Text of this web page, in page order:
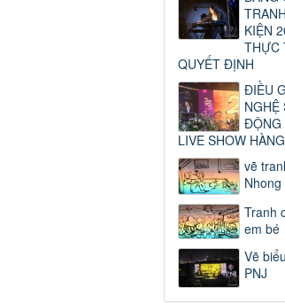
KIỆN
THỰC
QUYẾT ĐỊNH
ĐIỀU
NGHỆ
ĐỘNG
LIVE SHOW
vẽ
Tranh
em bé
Vẽ
PNJ